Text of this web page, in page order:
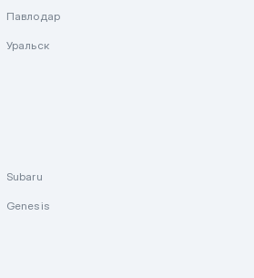
Павлодар
Уральск
Subaru
Genesis